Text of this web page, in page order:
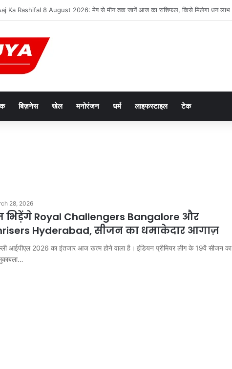
पैंगोलिन तस्करी मामले में आरोपी की जमानत याचिका खारिज
बिज़नेस खेल मनोरंजन धर्म लाइफस्टाइल टेक
28, 2026
Royal Challengers Bangalore और
Hyderabad, सीजन का धमाकेदार आगाज़
आईपीएल 2026 का इंतजार आज खत्म होने वाला है। इंडियन प्रीमियर लीग के 19वें सीजन का